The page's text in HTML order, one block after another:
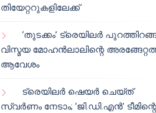
തിയേറ്ററുകളിലേക്ക്
‘തുടക്കം’ ട്രെയിലർ
വിസ്മയ മോഹൻലാലിന്റെ
ആവേശം
ട്രെയിലർ ഷെയർ ചെയ്‌ത്
സ്വർണം നേടാം; ‘ജി.ഡി.എൻ’ ടീമിന്റെ